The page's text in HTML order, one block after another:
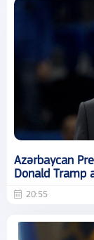
Azərbaycan
Donald Tramp
20:55